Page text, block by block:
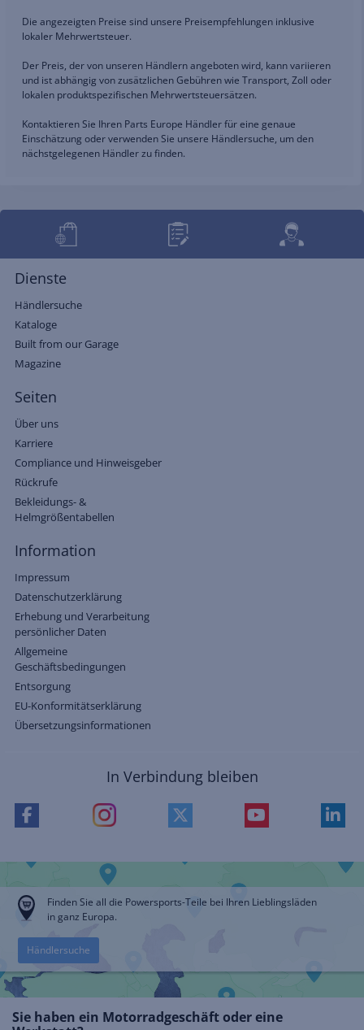
Die angezeigten Preise sind unsere Preisempfehlungen inklusive
lokaler Mehrwertsteuer.
Der Preis, der von unseren Händlern angeboten wird, kann variieren
und ist abhängig von zusätzlichen Gebühren wie Transport, Zoll oder
lokalen produktspezifischen Mehrwertsteuersätzen.
Kontaktieren Sie Ihren Parts Europe Händler für eine genaue
Einschätzung oder verwenden Sie unsere Händlersuche, um den
nächstgelegenen Händler zu finden.
Dienste
Händlersuche
Kataloge
Built from our Garage
Magazine
Seiten
Über uns
Karriere
Compliance und Hinweisgeber
Rückrufe
Bekleidungs- &
Helmgrößentabellen
Information
Impressum
Datenschutzerklärung
Erhebung und Verarbeitung
persönlicher Daten
Allgemeine
Geschäftsbedingungen
Entsorgung
EU-Konformitätserklärung
Übersetzungsinformationen
In Verbindung bleiben
Finden Sie all die Powersports-Teile bei Ihren Lieblingsläden
in ganz Europa.
Händlersuche
Sie haben ein Motorradgeschäft oder eine